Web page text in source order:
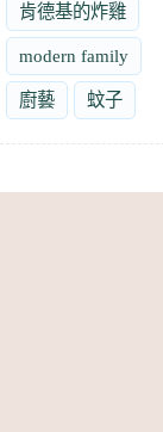
肯德基的炸雞
modern family
廚藝 蚊子